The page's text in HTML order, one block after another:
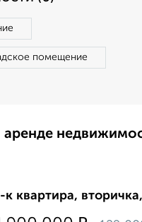
помещение
к квартира,